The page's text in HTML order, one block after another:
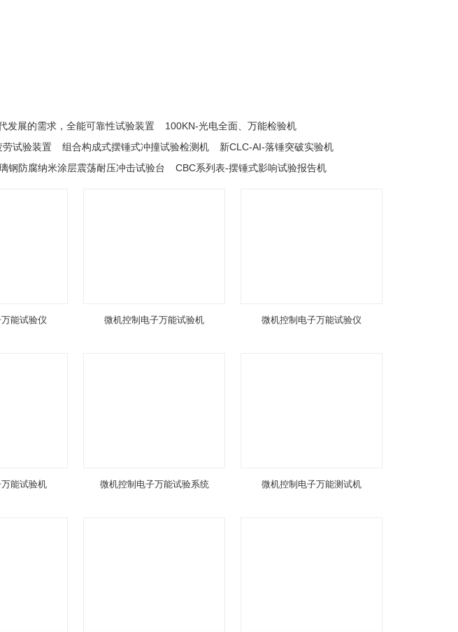
发展的需求，全能可靠性试验装置
100KN-光电全面、万能检验机
劳试验装置 组合构成式摆锤式冲撞试验检测机
新CLC-AI-落锤突破实验机
钢防腐纳米涂层震荡耐压冲击试验台 CBC系列表-摆锤式影响试验报告机
能试验仪 微机控制电子万能试验机 微机控制电子万能试验仪
能试验机 微机控制电子万能试验系统 微机控制电子万能测试机